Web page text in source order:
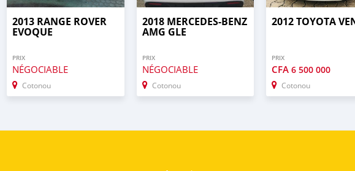
2013 RANGE ROVER
EVOQUE
PRIX
NÉGOCIABLE
Cotonou
2018 MERCEDES-BENZ
AMG GLE
PRIX
NÉGOCIABLE
Cotonou
2012 TOYOTA
PRIX
CFA 6 500 000
Cotonou